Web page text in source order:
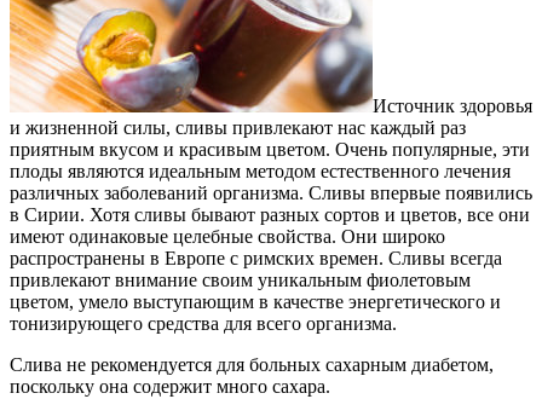
Источник здоровья
и жизненной силы, сливы привлекают нас каждый раз
приятным вкусом и красивым цветом. Очень популярные, эти
плоды являются идеальным методом естественного лечения
различных заболеваний организма. Сливы впервые появились
в Сирии. Хотя сливы бывают разных сортов и цветов, все они
имеют одинаковые целебные свойства. Они широко
распространены в Европе с римских времен. Сливы всегда
привлекают внимание своим уникальным фиолетовым
цветом, умело выступающим в качестве энергетического и
тонизирующего средства для всего организма.
Слива не рекомендуется для больных сахарным диабетом,
поскольку она содержит много сахара.